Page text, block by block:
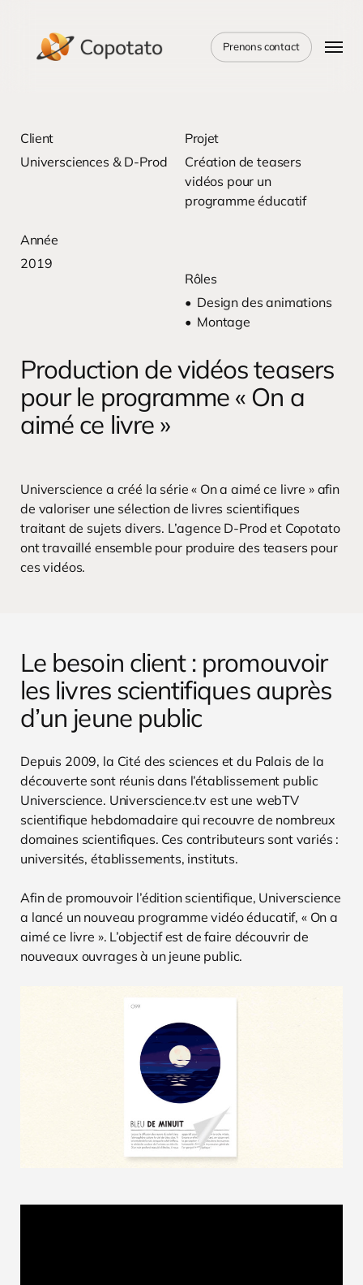
Prenons contact Menu
Client
Universciences & D-Prod
Année
2019
Projet
Création de teasers
vidéos pour un
programme éducatif
Rôles
Design des animations
Montage
Production de vidéos teasers
pour le programme « On a
aimé ce livre »
Universcience a créé la série « On a aimé ce livre » afin
de valoriser une sélection de livres scientifiques
traitant de sujets divers. L’agence D-Prod et Copotato
ont travaillé ensemble pour produire des teasers pour
ces vidéos.
Le besoin client : promouvoir
les livres scientifiques auprès
d’un jeune public
Depuis 2009, la Cité des sciences et du Palais de la
découverte sont réunis dans l’établissement public
Universcience. Universcience.tv est une webTV
scientifique hebdomadaire qui recouvre de nombreux
domaines scientifiques. Ces contributeurs sont variés :
universités, établissements, instituts.
Afin de promouvoir l’édition scientifique, Universcience
a lancé un nouveau programme vidéo éducatif, « On a
aimé ce livre ». L’objectif est de faire découvrir de
nouveaux ouvrages à un jeune public.